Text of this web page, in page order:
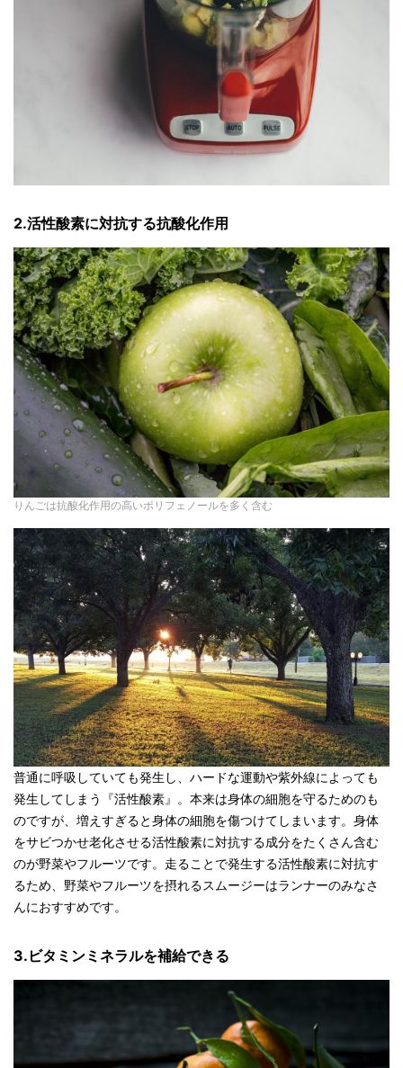
2.活性酸素に対抗する抗酸化作用
りんごは抗酸化作用の高いポリフェノールを多く含む
普通に呼吸していても発生し、ハードな運動や紫外線によっても
発生してしまう『活性酸素』。本来は身体の細胞を守るためのも
のですが、増えすぎると身体の細胞を傷つけてしまいます。身体
をサビつかせ老化させる活性酸素に対抗する成分をたくさん含む
のが野菜やフルーツです。走ることで発生する活性酸素に対抗す
るため、野菜やフルーツを摂れるスムージーはランナーのみなさ
んにおすすめです。
3.ビタミンミネラルを補給できる